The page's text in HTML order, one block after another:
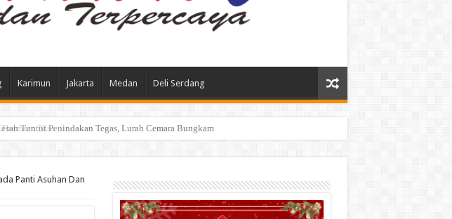
Karimun Jakarta Medan Deli Serdang
Tuntut Penindakan Tegas, Lurah Cemara Bungkam
Panti Asuhan Dan